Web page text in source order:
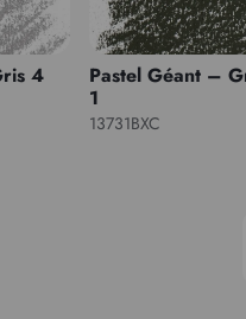
4
Pastel Géant –
1
13731BXC